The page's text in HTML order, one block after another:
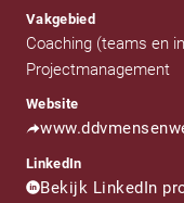
Vakgebied
Coaching (teams en
Projectmanagement
Website
LinkedIn
Bekijk LinkedIn